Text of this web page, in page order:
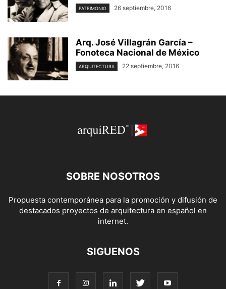
PATRIMONIO 26 septiembre, 2016
Arq. José Villagrán García –
Fonoteca Nacional de México
ARQUITECTURA 22 septiembre, 2016
SOBRE NOSOTROS
Propuesta contemporánea para la promoción y difusión de
destacados proyectos de arquitectura en español en
internet.
SIGUENOS